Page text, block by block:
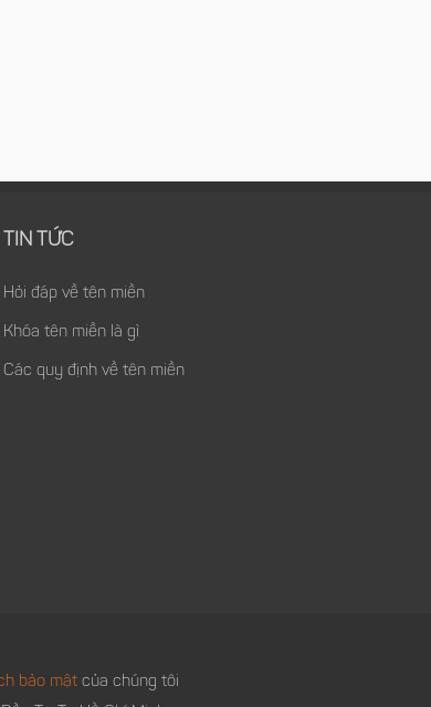
TIN TỨC
Hỏi đáp về tên miền
Khóa tên miền là gì
Các quy định về tên miền
bảo mật của chúng tôi